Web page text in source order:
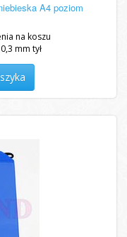
A4 poziom
na koszu
mm tył